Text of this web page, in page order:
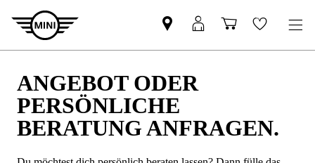
ANGEBOT ODER
PERSÖNLICHE
BERATUNG ANFRAGEN.